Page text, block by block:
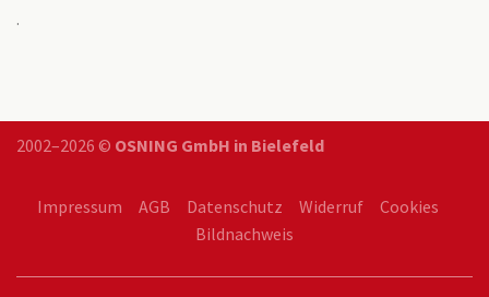
.
2002–2026 © OSNING GmbH in Bielefeld
Impressum AGB Datenschutz Widerruf
Cookies
Bildnachweis